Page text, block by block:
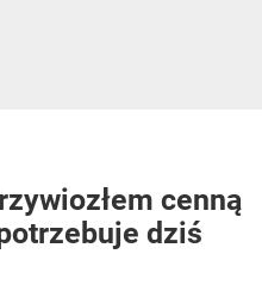
cenną
dziś